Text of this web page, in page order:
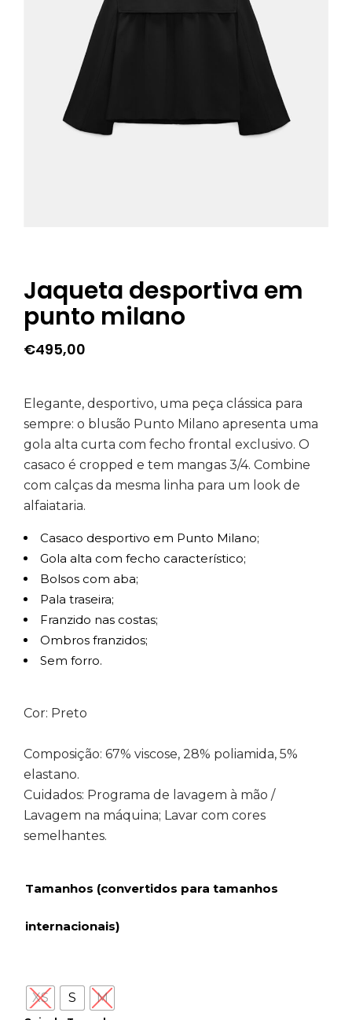
Jaqueta desportiva em
punto milano
€495,00
Elegante, desportivo, uma peça clássica para
sempre: o blusão Punto Milano apresenta uma
gola alta curta com fecho frontal exclusivo. O
casaco é cropped e tem mangas 3/4. Combine
com calças da mesma linha para um look de
alfaiataria.
Casaco desportivo em Punto Milano;
Gola alta com fecho característico;
Bolsos com aba;
Pala traseira;
Franzido nas costas;
Ombros franzidos;
Sem forro.
Cor: Preto
Composição: 67% viscose, 28% poliamida, 5%
elastano.
Cuidados: Programa de lavagem à mão /
Lavagem na máquina; Lavar com cores
semelhantes.
Tamanhos (convertidos para tamanhos
internacionais)
XS S M